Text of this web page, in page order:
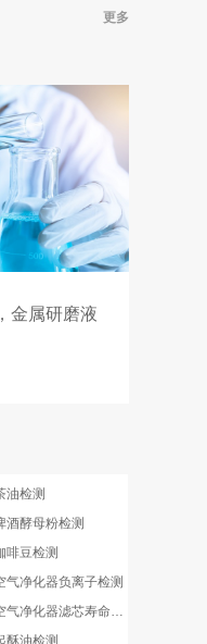
更多
金属研磨液
油检测
酒酵母粉检测
啡豆检测
气净化器负离子检测
空气净化器滤芯寿命检测